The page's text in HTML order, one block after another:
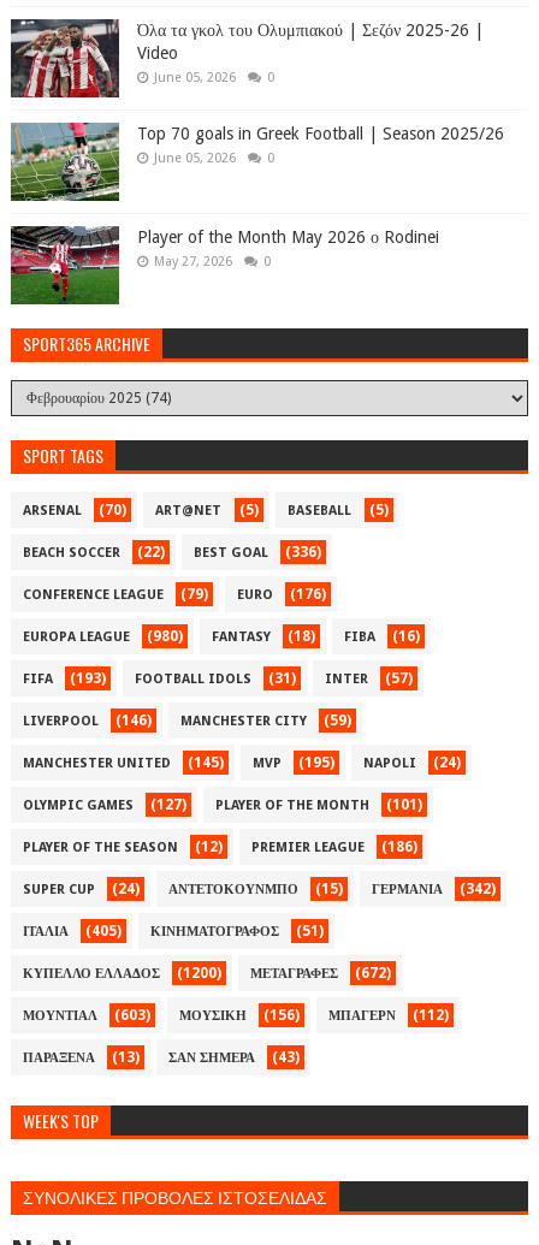
Όλα τα γκολ του Ολυμπιακού | Σεζόν 2025-26 |
Video
June 05, 2026 0
Top 70 goals in Greek Football | Season 2025/26
June 05, 2026 0
Player of the Month May 2026 ο Rodinei
May 27, 2026 0
SPORT365 ARCHIVE
SPORT TAGS
ARSENAL (70) ART@NET (5) BASEBALL (5)
BEACH SOCCER (22) BEST GOAL (336)
CONFERENCE LEAGUE (79) EURO (176)
EUROPA LEAGUE (980) FANTASY (18) FIBA (16)
FIFA (193) FOOTBALL IDOLS (31) INTER (57)
LIVERPOOL (146) MANCHESTER CITY (59)
MANCHESTER UNITED (145) MVP (195) NAPOLI (24)
OLYMPIC GAMES (127) PLAYER OF THE MONTH (101)
PLAYER OF THE SEASON (12) PREMIER LEAGUE (186)
SUPER CUP (24) ΑΝΤΕΤΟΚΟΥΝΜΠΟ (15) ΓΕΡΜΑΝΙΑ (342)
ΙΤΑΛΙΑ (405) ΚΙΝΗΜΑΤΟΓΡΑΦΟΣ (51)
ΚΥΠΕΛΛΟ ΕΛΛΑΔΟΣ (1200) ΜΕΤΑΓΡΑΦΕΣ (672)
ΜΟΥΝΤΙΑΛ (603) ΜΟΥΣΙΚΗ (156) ΜΠΑΓΕΡΝ (112)
ΠΑΡΑΞΕΝΑ (13) ΣΑΝ ΣΗΜΕΡΑ (43)
WEEK'S TOP
ΣΥΝΟΛΙΚΕΣ ΠΡΟΒΟΛΕΣ ΙΣΤΟΣΕΛΙΔΑΣ